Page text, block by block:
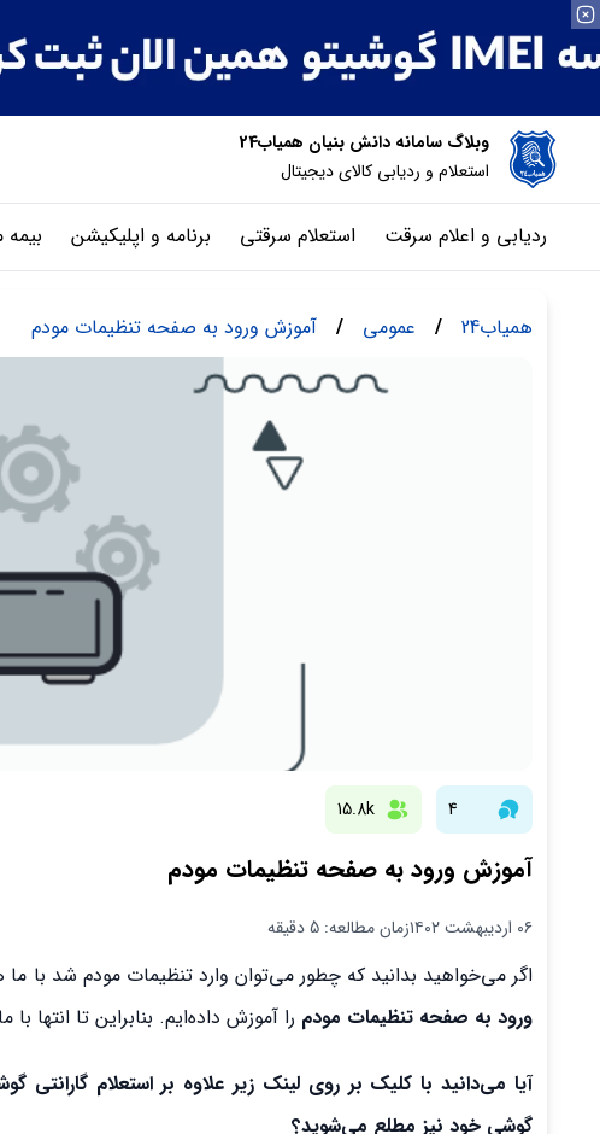
وبلاگ سامانه دانش بنیان همیاب24
استعلام و ردیابی کالای دیجیتال
ردیابی و اعلام سرقت استعلام سرقتی برنامه و اپلیکیشن بیمه
همیاب24 / عمومی / آموزش ورود به صفحه تنظیمات مودم
4
15.8k
آموزش ورود به صفحه تنظیمات مودم
۰۶ اردیبهشت ۱۴۰۲ زمان مطالعه: 5 دقیقه
اگر می‌خواهید بدانید که چطور می‌توان وارد تنظیمات مودم شد با
ورود به صفحه تنظیمات مودم را آموزش داده‌ایم. بنابراین تا انتها با
آیا می‌دانید با کلیک بر روی لینک زیر علاوه بر استعلام
گوشی خود نیز مطلع می‌شوید؟